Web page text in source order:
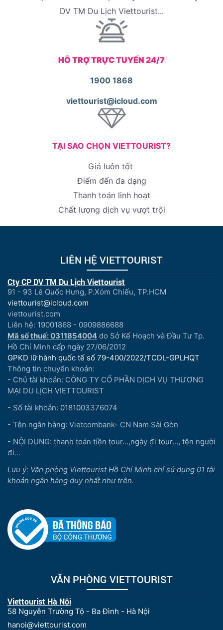
DV TM Du Lịch Viettourist...
HỖ TRỢ TRỰC TUYẾN 24/7
1900 1868
viettourist@icloud.com
TẠI SAO CHỌN VIETTOURIST?
Giá luôn tốt
Điểm đến đa dạng
Thanh toán linh hoạt
Chất lượng dịch vụ vượt trội
LIÊN HỆ VIETTOURIST
Cty CP DV TM Du Lịch Viettourist
91 - 93 Lê Quốc Hưng, P.Xóm Chiếu, TP.HCM
viettourist@icloud.com
viettourist.com
Liên hệ: 19001868 - 0909886688
Mã số thuế: 0311854004 do Sở Kế Hoạch và Đầu Tư Tp.
Hồ Chí Minh cấp ngày 27/06/2012
GPKD lữ hành quốc tế số 79-400/2022/TCDL-GPLHQT
Thông tin chuyển khoản:
- Chủ tài khoản: CÔNG TY CỔ PHẦN DỊCH VỤ THƯƠNG
MẠI DU LỊCH VIETTOURIST
- Số tài khoản: 0181003376074
- Tên ngân hàng: Vietcombank- CN Nam Sài Gòn
- NỘI DUNG: thanh toán tiền tour...,ngày đi tour..., tên người
đi...
Lưu ý: Văn phòng Viettourist Hồ Chí Minh chỉ sử dụng 01 tài
khoản ngân hàng duy nhất như trên.
VĂN PHÒNG VIETTOURIST
Viettourist Hà Nội
58 Nguyễn Trường Tộ - Ba Đình - Hà Nội
hanoi@viettourist.com